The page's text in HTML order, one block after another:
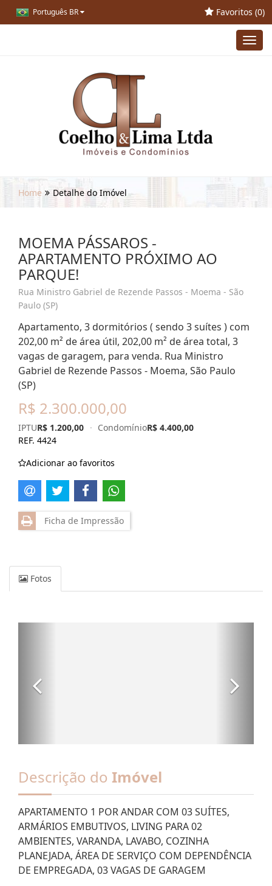
Português BR Favoritos (0)
Home Detalhe do Imóvel
MOEMA PÁSSAROS -
APARTAMENTO PRÓXIMO AO
PARQUE!
Rua Ministro Gabriel de Rezende Passos - Moema - São
Paulo (SP)
Apartamento, 3 dormitórios ( sendo 3 suítes ) com
202,00 m² de área útil, 202,00 m² de área total, 3
vagas de garagem, para venda. Rua Ministro
Gabriel de Rezende Passos - Moema, São Paulo
(SP)
R$ 2.300.000,00
IPTUR$ 1.200,00 · CondomínioR$ 4.400,00
REF. 4424
Adicionar ao favoritos
Ficha de Impressão
Fotos
Descrição do Imóvel
APARTAMENTO 1 POR ANDAR COM 03 SUÍTES,
ARMÁRIOS EMBUTIVOS, LIVING PARA 02
AMBIENTES, VARANDA, LAVABO, COZINHA
PLANEJADA, ÁREA DE SERVIÇO COM DEPENDÊNCIA
DE EMPREGADA, 03 VAGAS DE GARAGEM